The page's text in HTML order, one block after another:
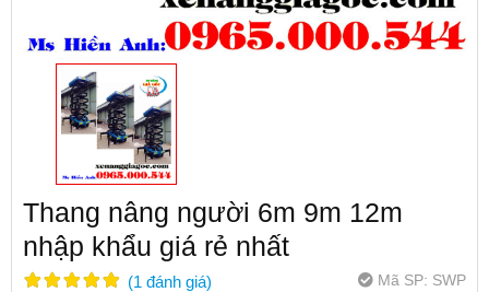
Thang nâng người 6m 9m 12m
nhập khẩu giá rẻ nhất
(1 đánh giá) Mã SP: SWP